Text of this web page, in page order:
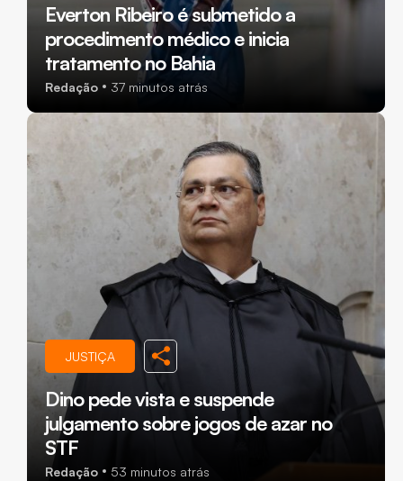
Everton Ribeiro é submetido a
procedimento médico e inicia
tratamento no Bahia
Redação 37 minutos atrás
JUSTIÇA
Dino pede vista e suspende
julgamento sobre jogos de azar no
STF
Redação 53 minutos atrás